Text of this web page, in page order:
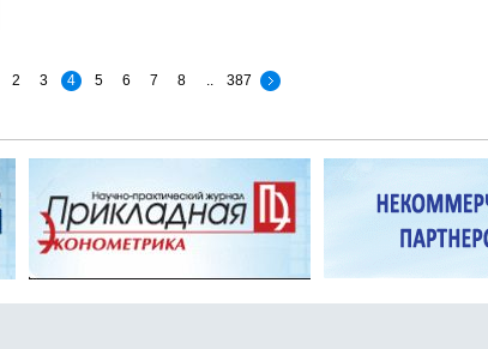
2 3 4 5 6 7 8 387